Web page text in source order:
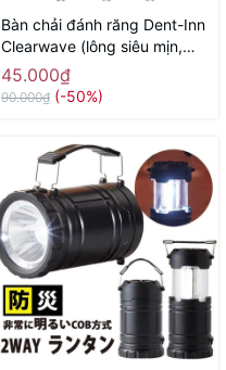
Bàn chải đánh răng Dent-Inn
Clearwave (lông siêu mịn,
gợn sóng) - Hàng Nhật nội
địa
45.000₫
90.000₫ (-50%)